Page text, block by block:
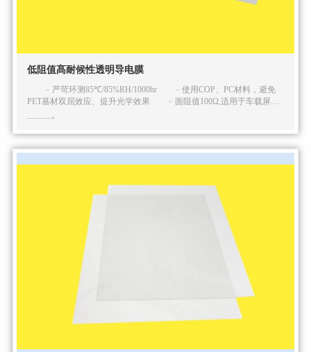
低阻值髙耐候性透明导电膜
﹣严苛环测85℃/85%RH/1000hr ﹣使用COP、PC材料，避免
PET基材双屈效应、提升光学效果 ﹣面阻值100Ω,适用于车载屏蔽